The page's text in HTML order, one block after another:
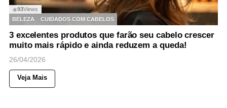
◉93Views
BELEZA
CUIDADOS COM CABELOS
3 excelentes produtos que farão seu cabelo crescer
muito mais rápido e ainda reduzem a queda!
26/04/2026
Veja Mais